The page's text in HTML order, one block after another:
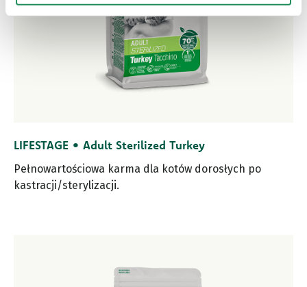
LIFESTAGE • Adult Sterilized Turkey
Pełnowartościowa karma dla kotów dorosłych po
kastracji/sterylizacji.